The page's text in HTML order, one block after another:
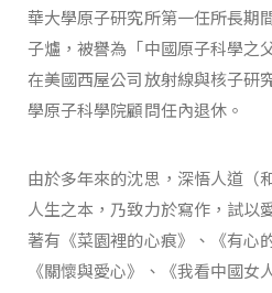
華大學原子研究所第一任所長期
子爐，被譽為「中國原子科學之
在美國西屋公司放射線與核子研
學原子科學院顧問任內退休。
由於多年來的沈思，深悟人道（
人生之本，乃致力於寫作，試以
著有《菜園裡的心痕》、《有心
《關懷與愛心》、《我看中國